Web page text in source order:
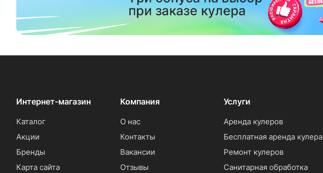
Интернет-магазин
Каталог
Акции
Бренды
Карта сайта
Компания
О нас
Контакты
Вакансии
Отзывы
Услуги
Аренда кулеров
Бесплатная аренда кулера
Ремонт кулеров
Санитарная обработка